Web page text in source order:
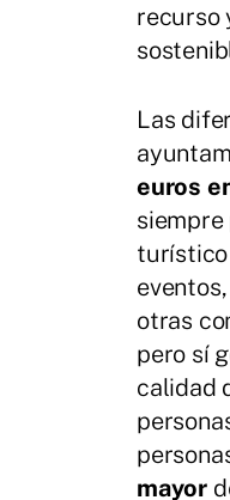
recurso
Las
euros
siempre
otras
pero sí
calidad
mayor